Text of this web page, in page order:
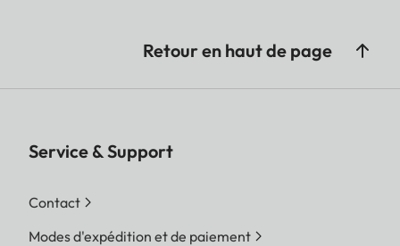
Retour en haut de page
Service & Support
Contact
Modes d'expédition et de paiement